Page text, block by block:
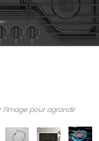
l’image pour agrandir